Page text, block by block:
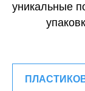
уникальные